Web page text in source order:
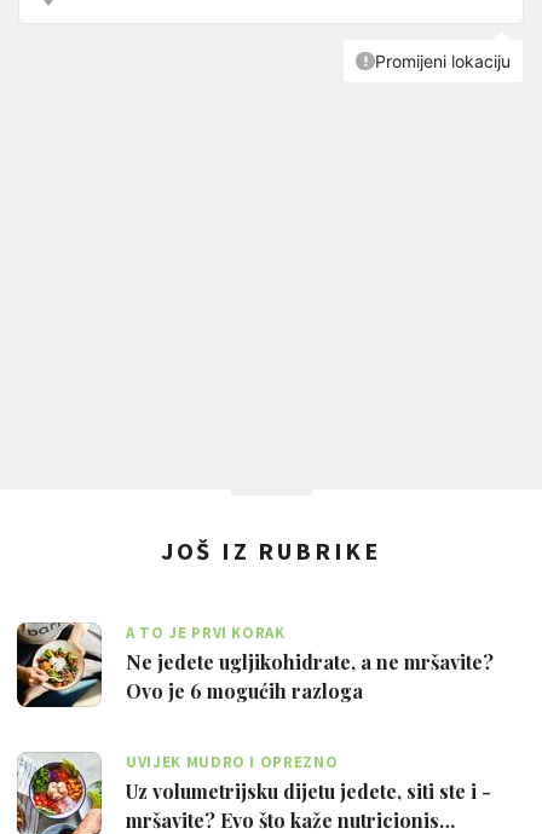
JOŠ IZ RUBRIKE
A TO JE PRVI KORAK
Ne jedete ugljikohidrate, a ne mršavite?
Ovo je 6 mogućih razloga
UVIJEK MUDRO I OPREZNO
Uz volumetrijsku dijetu jedete, siti ste i -
mršavite? Evo što kaže nutricionis…